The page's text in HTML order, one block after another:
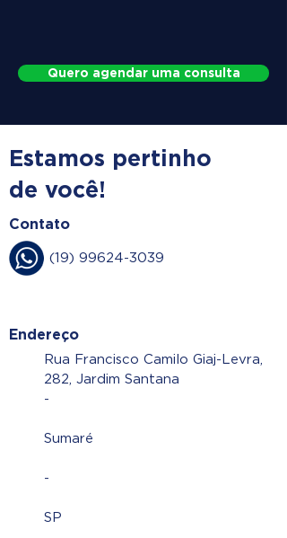
Quero agendar uma consulta
Estamos pertinho
de você!
Contato
(19) 99624-3039
Endereço
Rua Francisco Camilo Giaj-Levra,
282, Jardim Santana
-
Sumaré
-
SP